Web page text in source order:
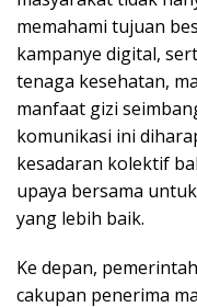
memahami tujuan
kampanye digital,
tenaga kesehatan,
manfaat gizi
komunikasi ini
kesadaran kolektif
upaya bersama
yang lebih baik.
Ke depan,
cakupan penerima